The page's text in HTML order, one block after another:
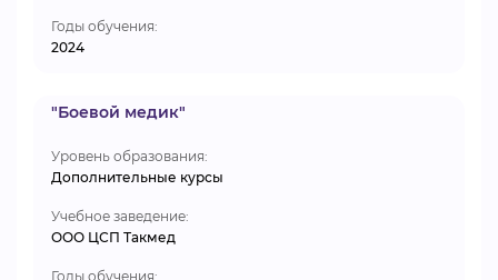
Годы обучения:
2024
"Боевой медик"
Уровень образования:
Дополнительные курсы
Учебное заведение:
ООО ЦСП Такмед
Годы обучения: